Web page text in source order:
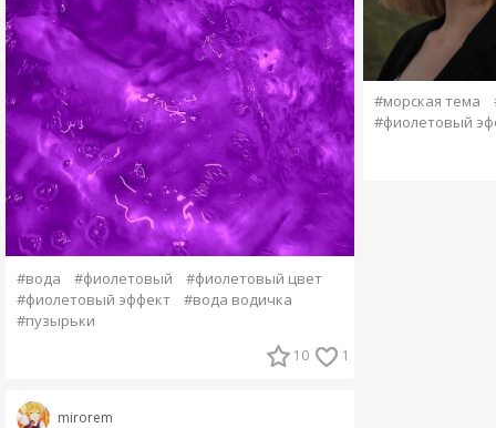
#вода #фиолетовый
#фиолетовый цвет
#фиолетовый эффект
#вода водичка
#пузырьки
10 1
mirorem
#морская тема
#фиолетовый